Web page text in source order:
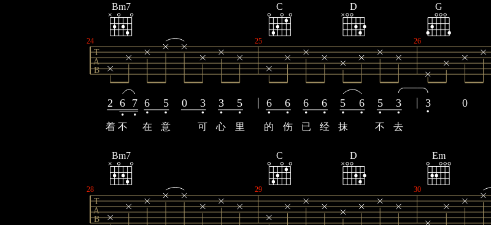
24
T
A
B
Bm7
2 6 7 6 5 0 3 3 5
着 不 在 意 可 心 里
25
C D
6 6 6 6 5 6 5 3
的 伤 已 经 抹 不 去
26
G
3 0
28
T
A
B
Bm7
29
C D
30
Em